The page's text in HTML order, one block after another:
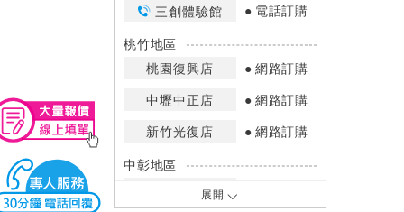
三創體驗館
電話訂購
桃竹地區
桃園復興店
網路訂購
中壢中正店
網路訂購
新竹光復店
網路訂購
中彰地區
台中英才店展開